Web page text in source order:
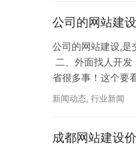
公司的网站建
公司的网站建设,
二、外面找人开
省很多事！这个要
开发一个门户站要
新闻动态, 行业新闻
成都网站建设